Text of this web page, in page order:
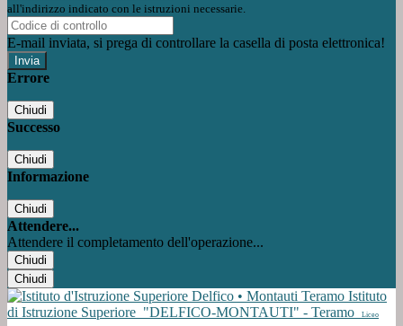
all'indirizzo indicato con le istruzioni necessarie.
E-mail inviata, si prega di controllare la casella di posta elettronica!
Errore
Chiudi
Successo
Chiudi
Informazione
Chiudi
Attendere...
Attendere il completamento dell'operazione...
Chiudi
Chiudi
Istituto
di Istruzione Superiore "DELFICO-MONTAUTI" - Teramo
Liceo